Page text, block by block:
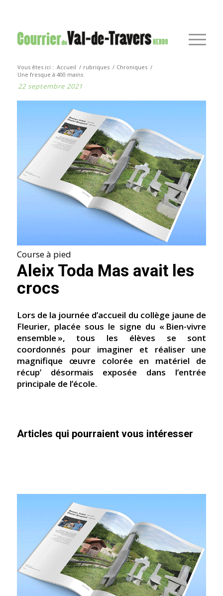
Vous êtes ici : Accueil / rubriques / Chroniques /
Une fresque à 400 mains
22 septembre 2021
Course à pied
Aleix Toda Mas avait les
crocs
Lors de la journée dʼaccueil du collège jaune de
Fleurier, placée sous le signe du « Bien-vivre
ensemble », tous les élèves se sont
coordonnés pour imaginer et réaliser une
magnifique œuvre colorée en matériel de
récupʼ désormais exposée dans lʼentrée
principale de lʼécole.
Articles qui pourraient vous intéresser